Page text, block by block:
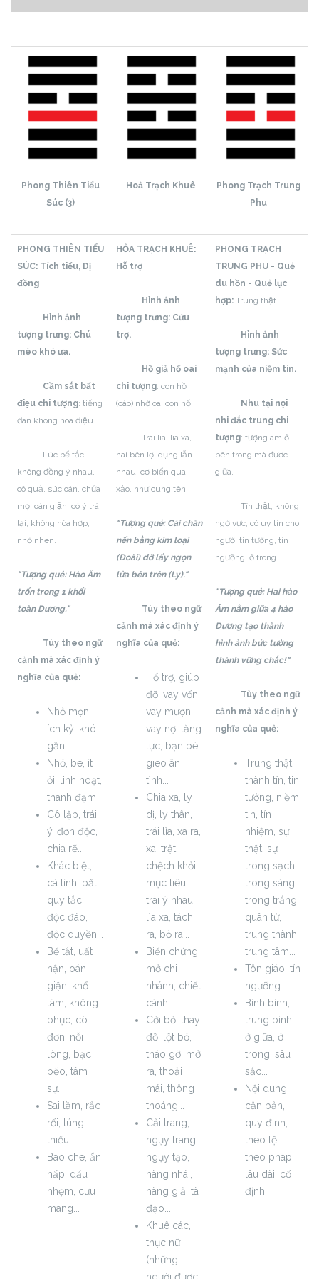
Phong Thiên Tiểu
Súc (3)
Hoả Trạch Khuê
Phong Trạch Trung
Phu
PHONG THIÊN TIỂU
SÚC: Tích tiểu, Dị
đồng
Hình ảnh
tượng trưng: Chú
mèo khó ưa.
Cầm sắt bất
điệu chi tượng: tiếng
đàn không hòa điệu.
Lúc bế tắc,
không đồng ý nhau,
cô quả, súc oán, chứa
mọi oán giận, có ý trái
lại, không hòa hợp,
nhỏ nhen.
"Tượng quẻ: Hào Âm
trốn trong 1 khối
toàn Dương."
Tùy theo ngữ
cảnh mà xác định ý
nghĩa của quẻ:
Nhỏ mọn,
ích kỷ, khó
gần...
Nhỏ, bé, ít
ỏi, linh hoạt,
thanh đạm
Cô lập, trái
ý, đơn độc,
chia rẽ...
Khác biệt,
cá tính, bất
quy tắc,
độc đáo,
độc quyền...
Bế tắt, uất
hận, oán
giận, khổ
tâm, không
phục, cô
đơn, nỗi
lòng, bạc
bẽo, tâm
sự...
Sai lầm, rắc
rối, túng
thiếu...
Bao che, ẩn
nấp, dấu
nhẹm, cưu
mang...
HỎA TRẠCH KHUÊ:
Hỗ trợ
Hình ảnh
tượng trưng: Cứu
trợ.
Hồ giả hổ oai
chi tượng: con hồ
(cáo) nhờ oai con hổ.
Trái lìa, lìa xa,
hai bên lợi dụng lẫn
nhau, cơ biến quai
xảo, như cung tên.
"Tượng quẻ: Cái chân
nến bằng kim loại
(Đoài) đỡ lấy ngọn
lửa bên trên (Ly)."
Tùy theo ngữ
cảnh mà xác định ý
nghĩa của quẻ:
Hổ trợ, giúp
đỡ, vay vốn,
vay mượn,
vay nợ, tăng
lực, bạn bè,
gieo ân
tình...
Chia xa, ly
dị, ly thân,
trái lìa, xa ra,
xa, trật,
chệch khỏi
mục tiêu,
trái ý nhau,
lìa xa, tách
ra, bỏ ra...
Biến chứng,
mở chi
nhánh, chiết
cành...
Cởi bỏ, thay
đồ, lột bỏ,
tháo gỡ, mở
ra, thoải
mái, thông
thoáng...
Cải trang,
ngụy trang,
ngụy tạo,
hàng nhái,
hàng giả, tà
đạo...
Khuê các,
thục nữ
(những
PHONG TRẠCH
TRUNG PHU - Quẻ
du hồn - Quẻ lục
hợp: Trung thật
Hình ảnh
tượng trưng: Sức
mạnh của niềm tin.
Nhu tại nội
nhi đắc trung chi
tượng: tượng âm ở
bên trong mà được
giữa.
Tín thật, không
ngờ vực, có uy tín cho
người tin tưởng, tín
ngưỡng, ở trong.
"Tượng quẻ: Hai hào
Âm nằm giữa 4 hào
Dương tạo thành
hình ảnh bức tường
thành vững chắc!"
Tùy theo ngữ
cảnh mà xác định ý
nghĩa của quẻ:
Trung thật,
thành tín, tin
tưởng, niềm
tin, tín
nhiệm, sự
thật, sự
trong sạch,
trong sáng,
trong trắng,
quân tử,
trung thành,
trung tâm...
Tôn giáo, tín
ngưỡng...
Bình bình,
trung bình,
ở giữa, ở
trong, sâu
sắc...
Nội dung,
căn bản,
quy định,
theo lệ,
theo pháp,
lâu dài, cố
định,